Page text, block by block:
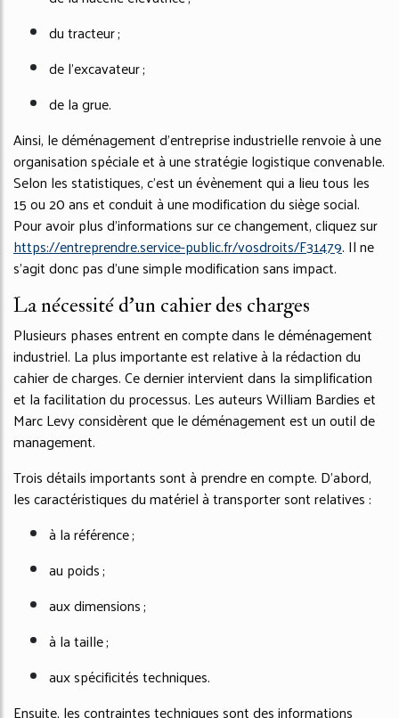
du tracteur ;
de l’excavateur ;
de la grue.
Ainsi, le déménagement d’entreprise industrielle renvoie à une
organisation spéciale et à une stratégie logistique convenable.
Selon les statistiques, c’est un évènement qui a lieu tous les
15 ou 20 ans et conduit à une modification du siège social.
Pour avoir plus d’informations sur ce changement, cliquez sur
https://entreprendre.service-public.fr/vosdroits/F31479. Il ne
s’agit donc pas d’une simple modification sans impact.
La nécessité d’un cahier des charges
Plusieurs phases entrent en compte dans le déménagement
industriel. La plus importante est relative à la rédaction du
cahier de charges. Ce dernier intervient dans la simplification
et la facilitation du processus. Les auteurs William Bardies et
Marc Levy considèrent que le déménagement est un outil de
management.
Trois détails importants sont à prendre en compte. D’abord,
les caractéristiques du matériel à transporter sont relatives :
à la référence ;
au poids ;
aux dimensions ;
à la taille ;
aux spécificités techniques.
Ensuite, les contraintes techniques sont des informations